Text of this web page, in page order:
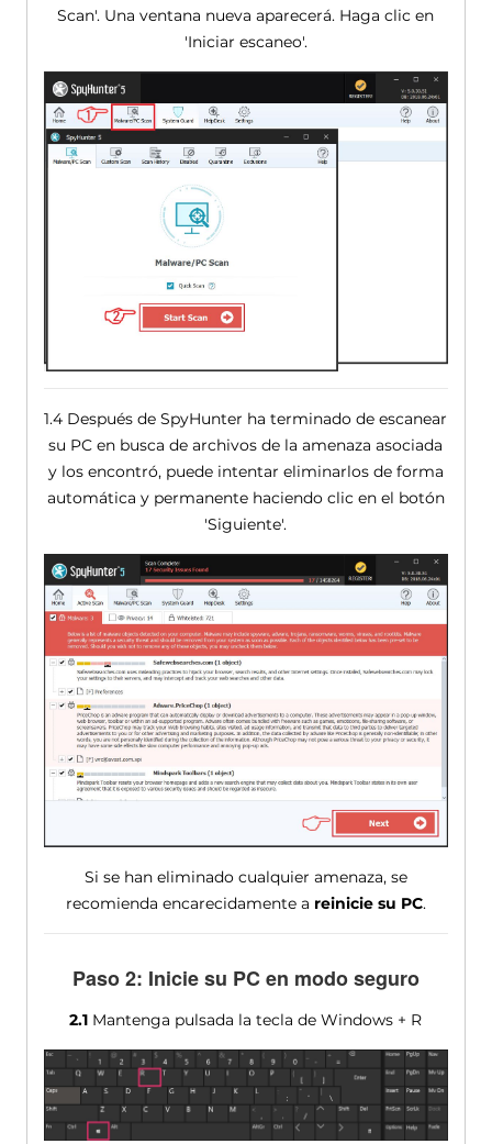
Scan'. Una ventana nueva aparecerá. Haga clic en
'Iniciar escaneo'.
1.4 Después de SpyHunter ha terminado de escanear
su PC en busca de archivos de la amenaza asociada
y los encontró, puede intentar eliminarlos de forma
automática y permanente haciendo clic en el botón
'Siguiente'.
Si se han eliminado cualquier amenaza, se
recomienda encarecidamente a reinicie su PC.
Paso 2: Inicie su PC en modo seguro
2.1 Mantenga pulsada la tecla de Windows + R